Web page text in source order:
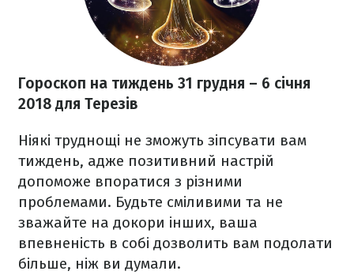
Гороскоп на тиждень 31 грудня – 6 січня
2018 для Терезів
Ніякі труднощі не зможуть зіпсувати вам
тиждень, адже позитивний настрій
допоможе впоратися з різними
проблемами. Будьте сміливими та не
зважайте на докори інших, ваша
впевненість в собі дозволить вам подолати
більше, ніж ви думали.